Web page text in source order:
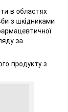
в областях
з шкідниками
за
продукту з